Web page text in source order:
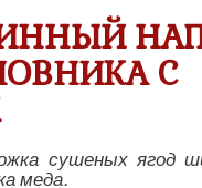
С
сушеных ягод
меда.